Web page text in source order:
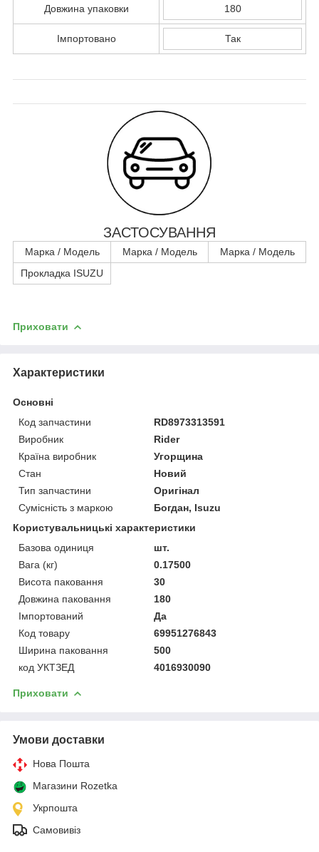
Довжина упаковки 180
Імпортовано Так
ЗАСТОСУВАННЯ
Марка / Модель Марка / Модель
Марка / Модель
Прокладка ISUZU
Приховати
Характеристики
Основні
Код запчастини
RD8973313591
Виробник
Rider
Країна виробник
Угорщина
Стан
Новий
Тип запчастини
Оригінал
Сумісність з маркою
Богдан, Isuzu
Користувальницькі характеристики
Базова одиниця
шт.
Вага (кг)
0.17500
Висота паковання
30
Довжина паковання
180
Імпортований
Да
Код товару
69951276843
Ширина паковання
500
код УКТЗЕД
4016930090
Приховати
Умови доставки
Нова Пошта
Магазини Rozetka
Укрпошта
Самовивіз